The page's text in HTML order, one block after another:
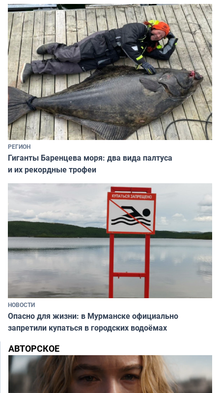
РЕГИОН
Гиганты Баренцева моря: два вида палтуса
и их рекордные трофеи
НОВОСТИ
Опасно для жизни: в Мурманске официально
запретили купаться в городских водоёмах
АВТОРСКОЕ